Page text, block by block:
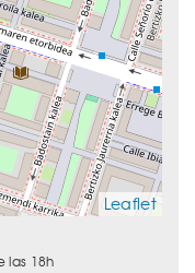
Leaflet
las 18h